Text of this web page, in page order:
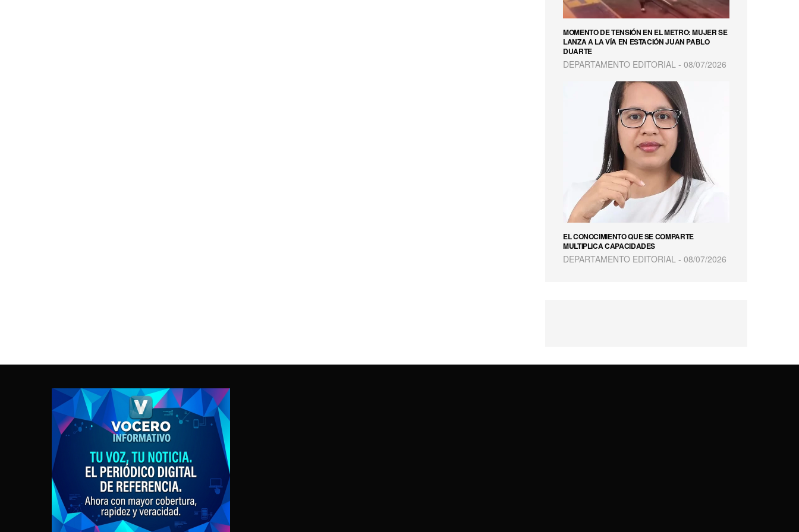
MOMENTO DE TENSIÓN EN EL METRO: MUJER SE
LANZA A LA VÍA EN ESTACIÓN JUAN PABLO
DUARTE
DEPARTAMENTO EDITORIAL 08/07/2026
EL CONOCIMIENTO QUE SE COMPARTE
MULTIPLICA CAPACIDADES
DEPARTAMENTO EDITORIAL 08/07/2026